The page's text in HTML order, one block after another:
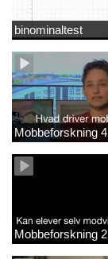
binominaltest
Mobbeforskning 4
Mobbeforskning 2